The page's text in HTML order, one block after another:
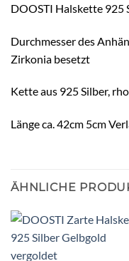
DOOSTI Halskette 925
Durchmesser des
Zirkonia besetzt
Kette aus 925 Silber,
Länge ca. 42cm 5cm
ÄHNLICHE